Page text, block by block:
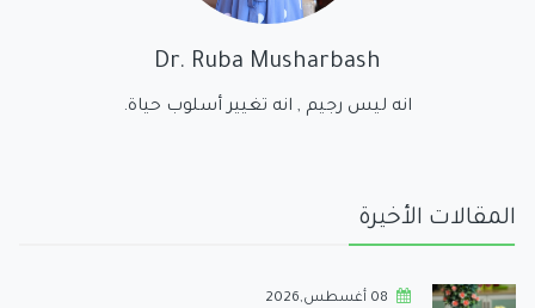
Dr. Ruba Musharbash
انه ليس رجيم , انه تغيير أسلوب حياة.
المقالات الأخيرة
08 أغسطس,2026